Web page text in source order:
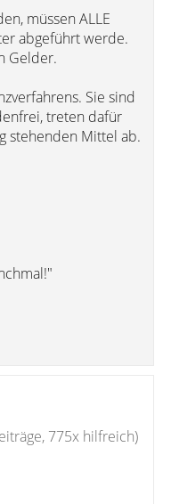
müssen ALLE
abgeführt werde.
Gelder.
Sie sind
treten dafür
stehenden Mittel ab.
775x hilfreich)